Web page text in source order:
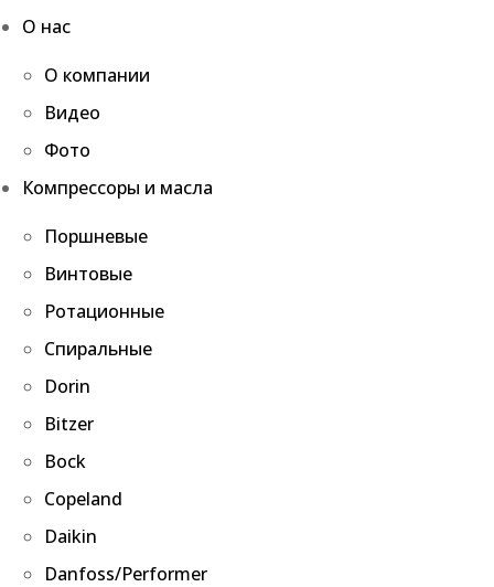
О нас
О компании
Видео
Фото
Компрессоры и масла
Поршневые
Винтовые
Ротационные
Спиральные
Dorin
Bitzer
Bock
Copeland
Daikin
Danfoss/Performer